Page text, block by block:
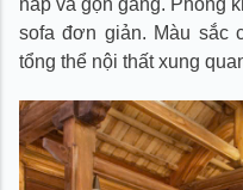
nắp và gọn gàng. Phòng
sofa đơn giản. Màu sắc
tổng thể nội thất xung